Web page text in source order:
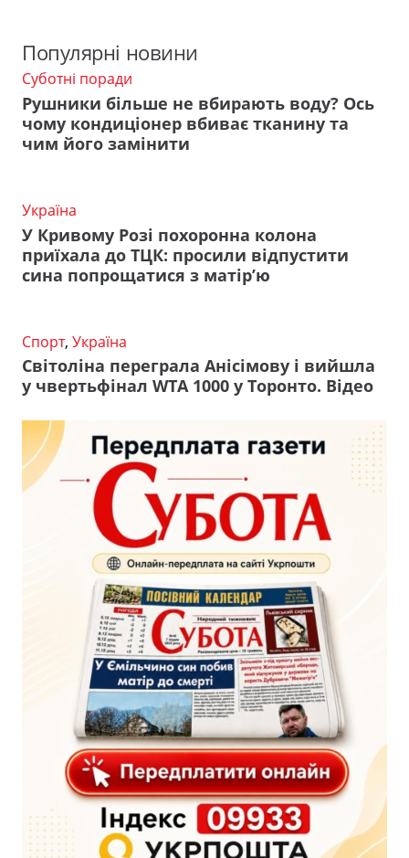
Популярні новини
Суботні поради
Рушники більше не вбирають воду? Ось
чому кондиціонер вбиває тканину та
чим його замінити
Україна
У Кривому Розі похоронна колона
приїхала до ТЦК: просили відпустити
сина попрощатися з матір’ю
Спорт, Україна
Світоліна переграла Анісімову і вийшла
у чвертьфінал WTA 1000 у Торонто. Відео